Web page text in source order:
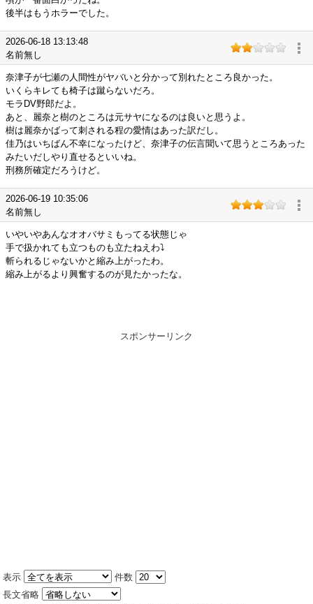
後半はもうホラーでした。
2026-06-18 13:13:48
名前無し
奈津子が七瀬の人間性がヤバいと分かって別れたところ良かった。
いくらキレても椅子は蹴らないだろ。
モラDV野郎だよ。
あと、麗奈と樹のところは元サヤになるのは良いと思うよ。
樹は麗奈かばって刺される程の愛情はあった訳だし。
佳乃はいちばん不幸になったけど、奈津子の伝言聞いて思うところあった
みたいだしやり直せるといいね。
刑務所確定だろうけど。
2026-06-19 10:35:06
名前無し
いやいやあんなオオバサミもってる状態じゃ
手で扱かれても立つものも立たねえわ⤵️
斬られるじゃないかと縮み上がったわ。
縮み上がるより興奮するのが見たかったな。
スポンサーリンク
表示
件数
長文省略